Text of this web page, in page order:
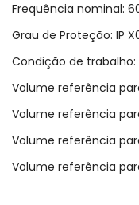
Frequência nominal:
Grau de Proteção: IP
Condição de trabalho:
Volume referência
Volume referência
Volume referência
Volume referência